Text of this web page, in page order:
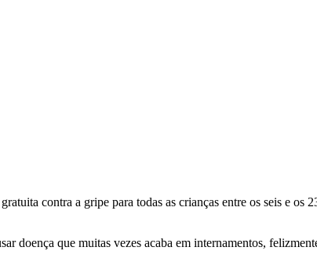
contra a gripe para todas as crianças entre os seis e os
doença que muitas vezes acaba em internamentos,